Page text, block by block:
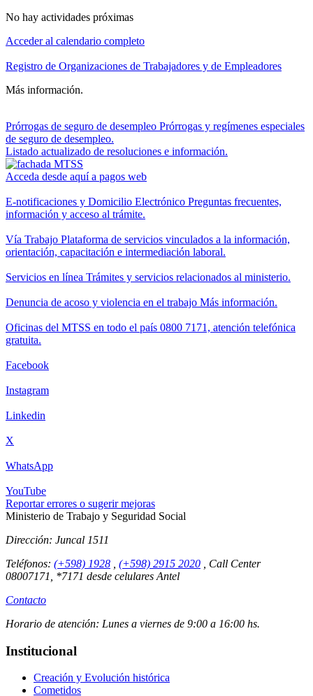
No hay actividades próximas
Acceder al calendario completo
Registro de Organizaciones de Trabajadores y de Empleadores
Más información.
Prórrogas de seguro de desempleo Prórrogas y regímenes especiales
de seguro de desempleo.
Listado actualizado de resoluciones e información.
Acceda desde aquí a pagos web
E-notificaciones y Domicilio Electrónico Preguntas frecuentes,
información y acceso al trámite.
Vía Trabajo Plataforma de servicios vinculados a la información,
orientación, capacitación e intermediación laboral.
Servicios en línea Trámites y servicios relacionados al ministerio.
Denuncia de acoso y violencia en el trabajo Más información.
Oficinas del MTSS en todo el país 0800 7171, atención telefónica
gratuita.
Facebook
Instagram
Linkedin
X
WhatsApp
YouTube
Reportar errores o sugerir mejoras
Ministerio de Trabajo y Seguridad Social
Dirección: Juncal 1511
Teléfonos: (+598) 1928 (+598) 2915 2020
Call Center
08007171, *7171 desde celulares Antel
Contacto
Horario de atención: Lunes a viernes de 9:00 a 16:00 hs.
Institucional
Creación y Evolución histórica
Cometidos